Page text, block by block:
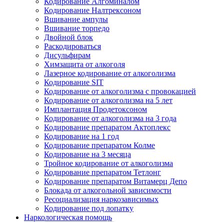
Кодирование Налтрексоном
Вшивание ампулы
Вшивание торпедо
Двойной блок
Раскодироваться
Дисульфирам
Химзащита от алкоголя
Лазерное кодирование от алкоголизма
Кодирование SIT
Кодирование от алкоголизма с провокацией
Кодирование от алкоголизма на 5 лет
Имплантация Продетоксоном
Кодирование от алкоголизма на 3 года
Кодирование препаратом Актоплекс
Кодирование на 1 год
Кодирование препаратом Колме
Кодирование на 3 месяца
Тройное кодирование от алкоголизма
Кодирование препаратом Тетлонг
Кодирование препаратом Витамерц Депо
Блокада от алкогольной зависимости
Ресоциализация наркозависимых
Кодирование под лопатку
Наркологическая помощь